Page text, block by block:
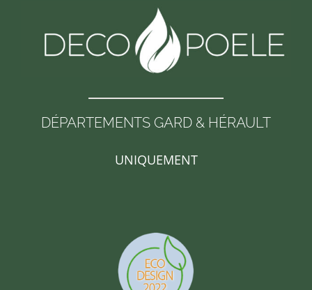
DÉPARTEMENTS GARD & HÉRAULT
UNIQUEMENT